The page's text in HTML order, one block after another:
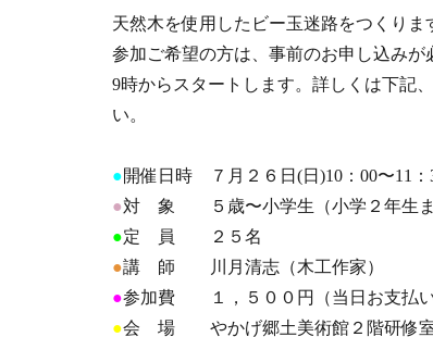
天然木を使用したビー玉迷路をつくりま
参加ご希望の方は、事前のお申し込みが
9時からスタートします。詳しくは下記
い。
●開催日時 ７ 月 ２６ 日(日 )10：00〜1 1
●対 象
５歳〜小学生（小学２年生
●定 員 ２５名
●講 師 川月清志（木工作家）
●参加費 １，５００円（当日お支払い
●会 場 やかげ郷土美術館２階研修